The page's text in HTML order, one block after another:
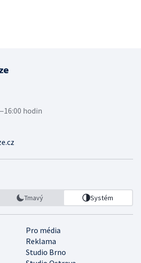
hodin
Tmavý Systém
Pro média
Reklama
Studio Brno